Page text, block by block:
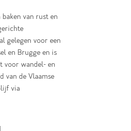
baken van rust en
gelegen voor een
en Brugge en is
voor wandel- en
van de Vlaamse
via